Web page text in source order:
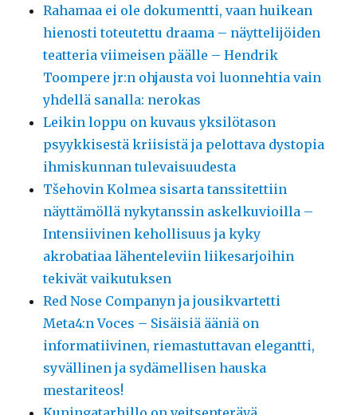
Rahamaa ei ole dokumentti, vaan huikean
hienosti toteutettu draama – näyttelijöiden
teatteria viimeisen päälle – Hendrik
Toompere jr:n ohjausta voi luonnehtia vain
yhdellä sanalla: nerokas
Leikin loppu on kuvaus yksilötason
psyykkisestä kriisistä ja pelottava dystopia
ihmiskunnan tulevaisuudesta
Tšehovin Kolmea sisarta tanssitettiin
näyttämöllä nykytanssin askelkuvioilla –
Intensiivinen kehollisuus ja kyky
akrobatiaa lähenteleviin liikesarjoihin
tekivät vaikutuksen
Red Nose Companyn ja jousikvartetti
Meta4:n Voces – Sisäisiä ääniä on
informatiivinen, riemastuttavan elegantti,
syvällinen ja sydämellisen hauska
mestariteos!